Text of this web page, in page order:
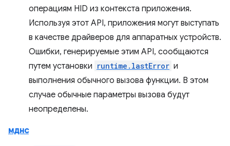
операциям HID из контекста приложения.
Используя этот API, приложения могут выступать
в качестве драйверов для аппаратных устройств.
Ошибки, генерируемые этим API, сообщаются
путем установки runtime.lastError и
выполнения обычного вызова функции. В этом
случае обычные параметры вызова будут
неопределены.
мднс